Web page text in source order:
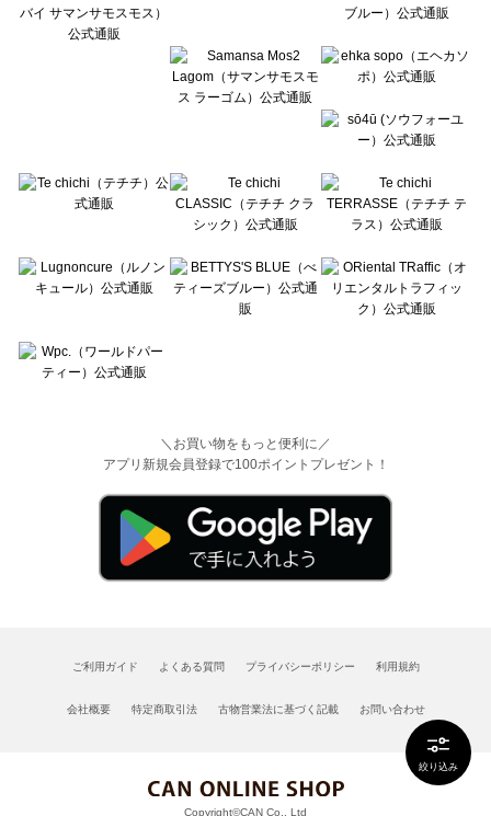
絞り込み
Wpc.（ワールドパーティー）の一覧
＼お買い物をもっと便利に／
アプリ新規会員登録で100ポイントプレゼント！
ご利用ガイド よくある質問 プライバシーポリシー 利用規約
会社概要 特定商取引法 古物営業法に基づく記載 お問い合わせ
Copyright©CAN Co., Ltd